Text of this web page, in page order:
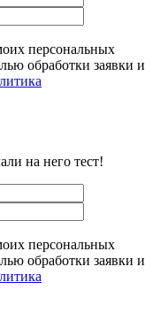
персональных
обработки заявки и
на него тест!
персональных
обработки заявки и